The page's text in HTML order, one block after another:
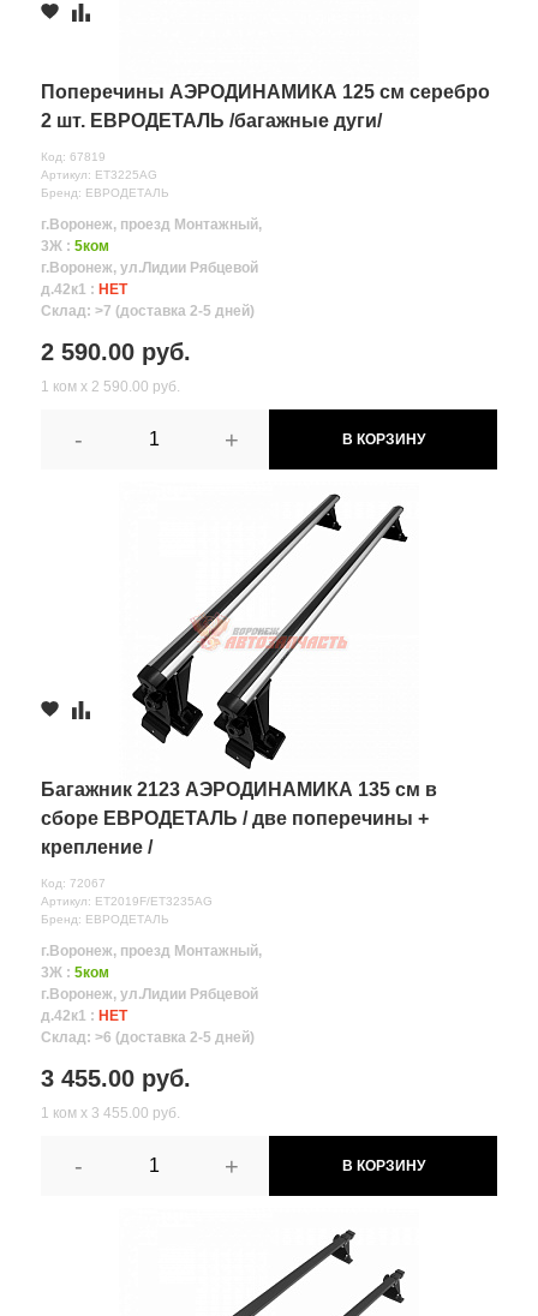
Поперечины АЭРОДИНАМИКА 125 см серебро
2 шт. ЕВРОДЕТАЛЬ /багажные дуги/
Код: 67819
Артикул: ET3225AG
Бренд: ЕВРОДЕТАЛЬ
г.Воронеж, проезд Монтажный,
3Ж : 5ком
г.Воронеж, ул.Лидии Рябцевой
д.42к1 : НЕТ
Склад: >7 (доставка 2-5 дней)
2 590.00 руб.
1 ком х 2 590.00 руб.
- + В КОРЗИНУ
Багажник 2123 АЭРОДИНАМИКА 135 см в
сборе ЕВРОДЕТАЛЬ / две поперечины +
крепление /
Код: 72067
Артикул: ET2019F/ET3235AG
Бренд: ЕВРОДЕТАЛЬ
г.Воронеж, проезд Монтажный,
3Ж : 5ком
г.Воронеж, ул.Лидии Рябцевой
д.42к1 : НЕТ
Склад: >6 (доставка 2-5 дней)
3 455.00 руб.
1 ком х 3 455.00 руб.
- + В КОРЗИНУ